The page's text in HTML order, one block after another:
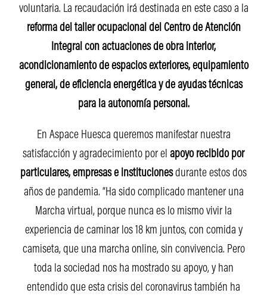
voluntaria. La recaudación irá destinada en este caso a la
reforma del taller ocupacional del Centro de Atención
Integral con actuaciones de obra interior,
acondicionamiento de espacios exteriores, equipamiento
general, de eficiencia energética y de ayudas técnicas
para la autonomía personal.
En Aspace Huesca queremos manifestar nuestra
satisfacción y agradecimiento por el apoyo recibido por
particulares, empresas e institucionesdurante estos dos
años de pandemia. “Ha sido complicado mantener una
Marcha virtual, porque nunca es lo mismo vivir la
experiencia de caminar los 18 km juntos, con comida y
camiseta, que una marcha online, sin convivencia. Pero
toda la sociedad nos ha mostrado su apoyo, y han
entendido que esta crisis del coronavirus también ha